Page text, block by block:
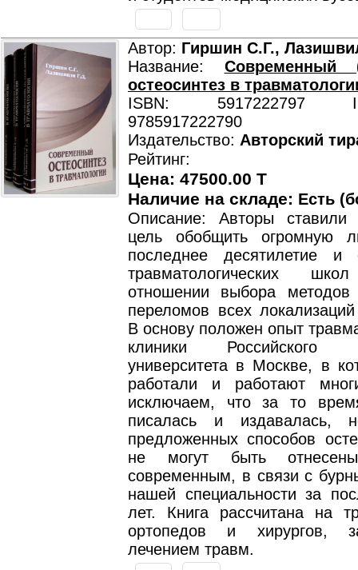
Автор: Гиршин С.Г.,
Название:
остеосинтез в
ISBN: 5917222797
9785917222790
Издательство: Авторский
Рейтинг:
Цена: 47500.00 T
Наличие на складе: Есть
Описание: Авторы ставили
цель обобщить огромную
последнее десятилетие и
травматологических
отношении выбора методов
переломов всех
В основу положен опыт
клиники Российского
университета в Москве, в
работали и работают
исключаем, что за то
писалась и издавалась,
предложенных способов
не могут быть
современным, в связи с
нашей специальности за
лет. Книга рассчитана на
ортопедов и хирургов,
лечением травм.